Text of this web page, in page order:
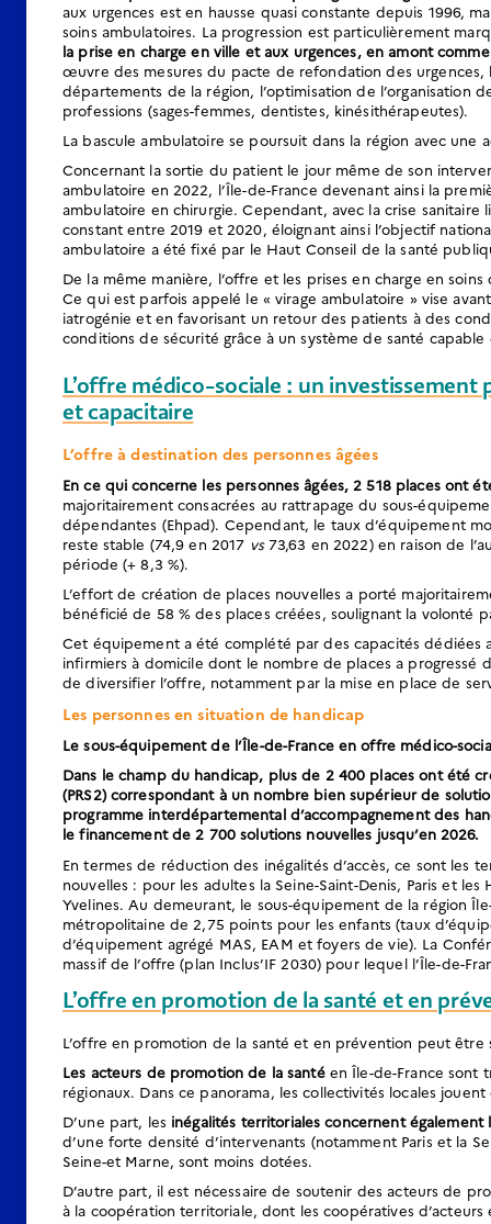
aux urgences est en hausse quasi constante depuis 1996,
soins ambulatoires. La progression est particulièrement
la prise en charge en ville et aux urgences, en amont
œuvre des mesures du pacte de refondation des urgences,
départements de la région, l’optimisation de l’organisation
professions (sages-femmes, dentistes, kinésithérapeutes).
La bascule ambulatoire se poursuit dans la région avec
Concernant la sortie du patient le jour même de son
ambulatoire en 2022, l’Île-de-France devenant ainsi la
ambulatoire en chirurgie. Cependant, avec la crise
constant entre 2019 et 2020, éloignant ainsi l’objectif
ambulatoire a été fixé par le Haut Conseil de la santé
De la même manière, l’offre et les prises en charge en
Ce qui est parfois appelé le « virage ambulatoire » vise
iatrogénie et en favorisant un retour des patients à des
conditions de sécurité grâce à un système de santé
L’offre médico-sociale : un
et capacitaire
L’offre à destination des personnes âgées
En ce qui concerne les personnes âgées, 2 518 places ont
majoritairement consacrées au rattrapage du sous-
dépendantes (Ehpad). Cependant, le taux d’équipement
reste stable (74,9 en 2017 vs73,63 en 2022) en raison de
période (+ 8,3 %).
L’effort de création de places nouvelles a porté
bénéficié de 58 % des places créées, soulignant la volonté
Cet équipement a été complété par des capacités dédiées
infirmiers à domicile dont le nombre de places a progressé
de diversifier l’offre, notamment par la mise en place de
Les personnes en situation de handicap
Le sous-équipement de l’Île-de-France en offre médico-
Dans le champ du handicap, plus de 2 400 places ont été
(PRS2) correspondant à un nombre bien supérieur de
programme interdépartemental d’accompagnement des
le financement de 2 700 solutions nouvelles jusqu’en 2026.
En termes de réduction des inégalités d’accès, ce sont les
nouvelles : pour les adultes la Seine-Saint-Denis, Paris et
Yvelines. Au demeurant, le sous-équipement de la région
métropolitaine de 2,75 points pour les enfants (taux
d’équipement agrégé MAS, EAM et foyers de vie). La
massif de l’offre (plan Inclus’IF 2030) pour lequel l’Île-de-
L’offre en promotion de la santé et en
L’offre en promotion de la santé et en prévention peut être
Les acteurs de promotion de la santéen Île-de-France sont
régionaux. Dans ce panorama, les collectivités locales
D’une part, les inégalités territoriales concernent également
d’une forte densité d’intervenants (notamment Paris et la
Seine-et Marne, sont moins dotées.
D’autre part, il est nécessaire de soutenir des acteurs de
à la coopération territoriale, dont les coopératives